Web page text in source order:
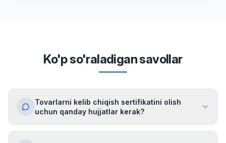
Ko'p so'raladigan savollar
Tovarlarni kelib chiqish sertifikatini olish
uchun qanday hujjatlar kerak?